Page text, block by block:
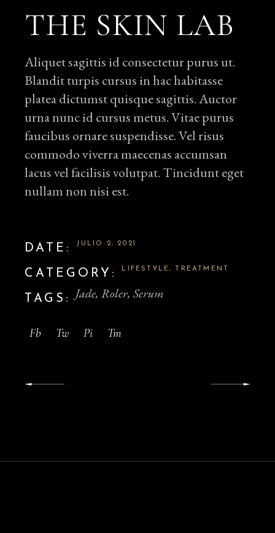
THE SKIN LAB
Aliquet sagittis id consectetur purus ut.
Blandit turpis cursus in hac habitasse
platea dictumst quisque sagittis. Auctor
urna nunc id cursus metus. Vitae purus
faucibus ornare suspendisse. Vel risus
commodo viverra maecenas accumsan
lacus vel facilisis volutpat. Tincidunt eget
nullam non nisi est.
DATE: JULIO 2, 2021
CATEGORY: LIFESTYLE TREATMENT
TAGS: Jade Roler Serum
Fb Tw Pi Tm